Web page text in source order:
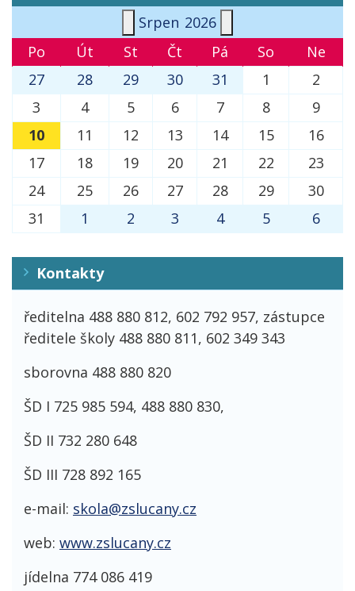
Srpen 2026
Po
Út St Čt Pá So
Ne
27
28 29 30 31 1
2
3
4 5 6 7 8
9
10
11 12 13 14 15
16
17
18 19 20 21 22
23
24
25 26 27 28 29
30
31
1 2 3 4 5 6
Kontakty
ředitelna 488 880 812, 602 792 957, zástupce
ředitele školy 488 880 811, 602 349 343
sborovna 488 880 820
ŠD I 725 985 594, 488 880 830,
ŠD II 732 280 648
ŠD III 728 892 165
e-mail: skola@zslucany.cz
web: www.zslucany.cz
jídelna 774 086 419